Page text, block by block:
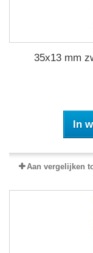
35x13 mm
In
Aan vergelijken